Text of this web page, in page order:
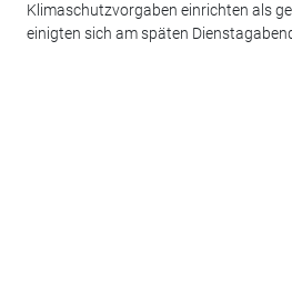
Klimaschutzvorgaben einrichten als
einigten sich am späten